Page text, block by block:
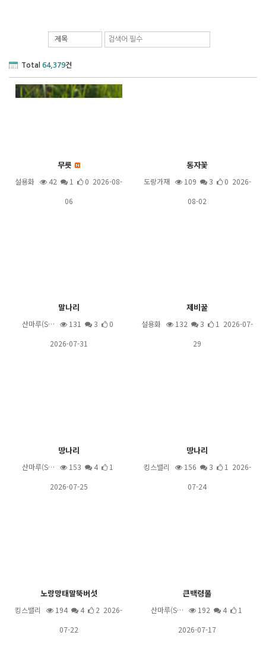
제목
Total 64,379건
무릇
설용화 42 1
0 2026-08-
06
동자꽃
도랑가재 109 3
0 2026-
08-02
말나리
산마루(S… 131 3
0
2026-07-31
제비꿀
설용화 132 3
1 2026-07-
29
땅나리
산마루(S… 153 4
1
2026-07-25
땅나리
킹스밸리 156 3
1 2026-
07-24
노랑망태말뚝버섯
킹스밸리 194 4
2 2026-
07-22
큰백령풀
산마루(S… 192 4
1
2026-07-17